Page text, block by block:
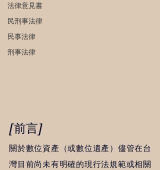
法律意見書
民刑事法律
民事法律
刑事法律
[前言]
關於數位資產（或數位遺產）儘管在台
灣目前尚未有明確的現行法規範或相關